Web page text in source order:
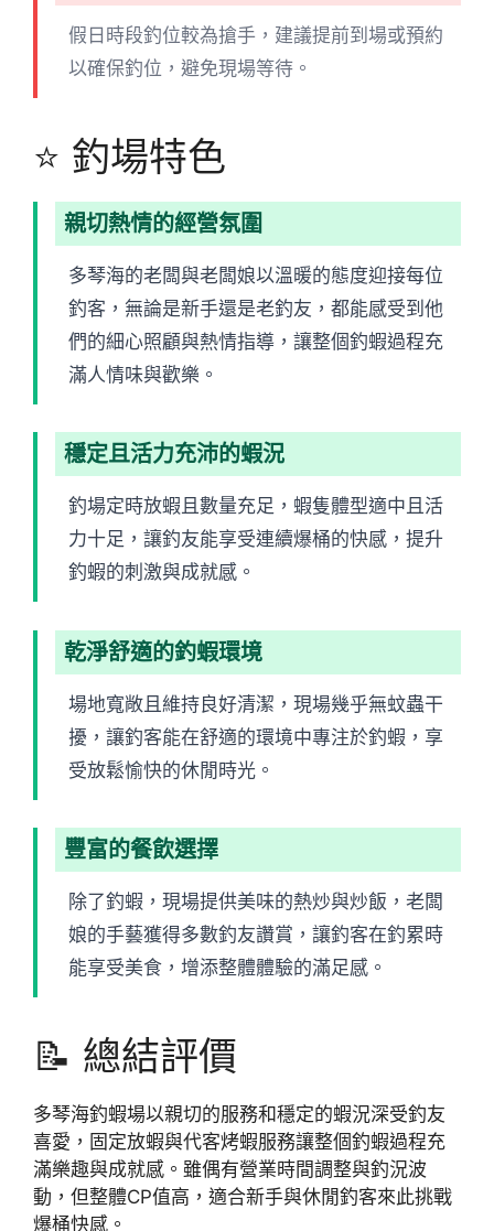
假日時段釣位較為搶手，建議提前到場或預約
以確保釣位，避免現場等待。
⭐ 釣場特色
親切熱情的經營氛圍
多琴海的老闆與老闆娘以溫暖的態度迎接每位
釣客，無論是新手還是老釣友，都能感受到他
們的細心照顧與熱情指導，讓整個釣蝦過程充
滿人情味與歡樂。
穩定且活力充沛的蝦況
釣場定時放蝦且數量充足，蝦隻體型適中且活
力十足，讓釣友能享受連續爆桶的快感，提升
釣蝦的刺激與成就感。
乾淨舒適的釣蝦環境
場地寬敞且維持良好清潔，現場幾乎無蚊蟲干
擾，讓釣客能在舒適的環境中專注於釣蝦，享
受放鬆愉快的休閒時光。
豐富的餐飲選擇
除了釣蝦，現場提供美味的熱炒與炒飯，老闆
娘的手藝獲得多數釣友讚賞，讓釣客在釣累時
能享受美食，增添整體體驗的滿足感。
📝 總結評價
多琴海釣蝦場以親切的服務和穩定的蝦況深受釣友
喜愛，固定放蝦與代客烤蝦服務讓整個釣蝦過程充
滿樂趣與成就感。雖偶有營業時間調整與釣況波
動，但整體CP值高，適合新手與休閒釣客來此挑戰
爆桶快感。